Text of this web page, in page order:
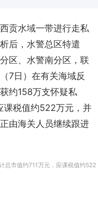
贡水域一带进行走私
后，水警总区特遣
区、水警南分区，联
7日）在有关海域反
约158万支怀疑私
课税值约522万元，并
由海关人员继续跟进
总市值约711万元，应课税值约522